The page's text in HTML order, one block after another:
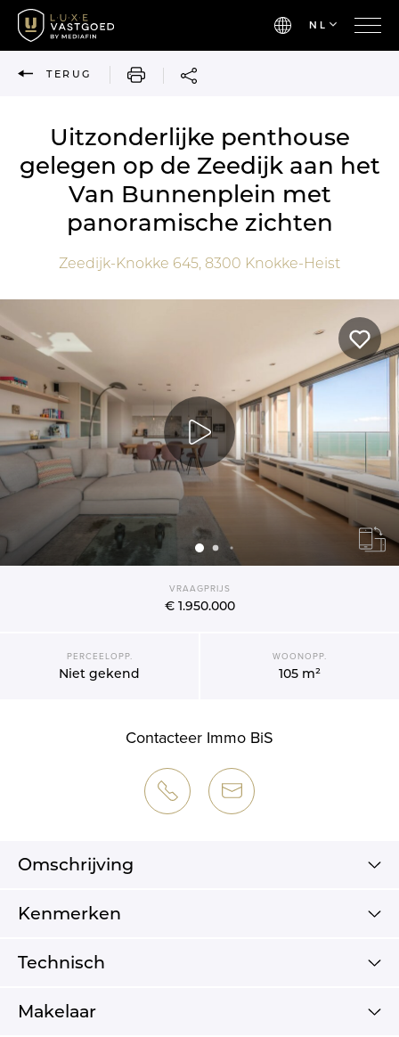
NL
TERUG AFDRUKKEN
Uitzonderlijke penthouse
gelegen op de Zeedijk aan het
Van Bunnenplein met
panoramische zichten
Zeedijk-Knokke 645, 8300 Knokke-Heist
VRAAGPRIJS
€ 1.950.000
PERCEELOPP.
Niet gekend
WOONOPP.
105 m²
Contacteer Immo BiS
Omschrijving
Kenmerken
Technisch
Makelaar